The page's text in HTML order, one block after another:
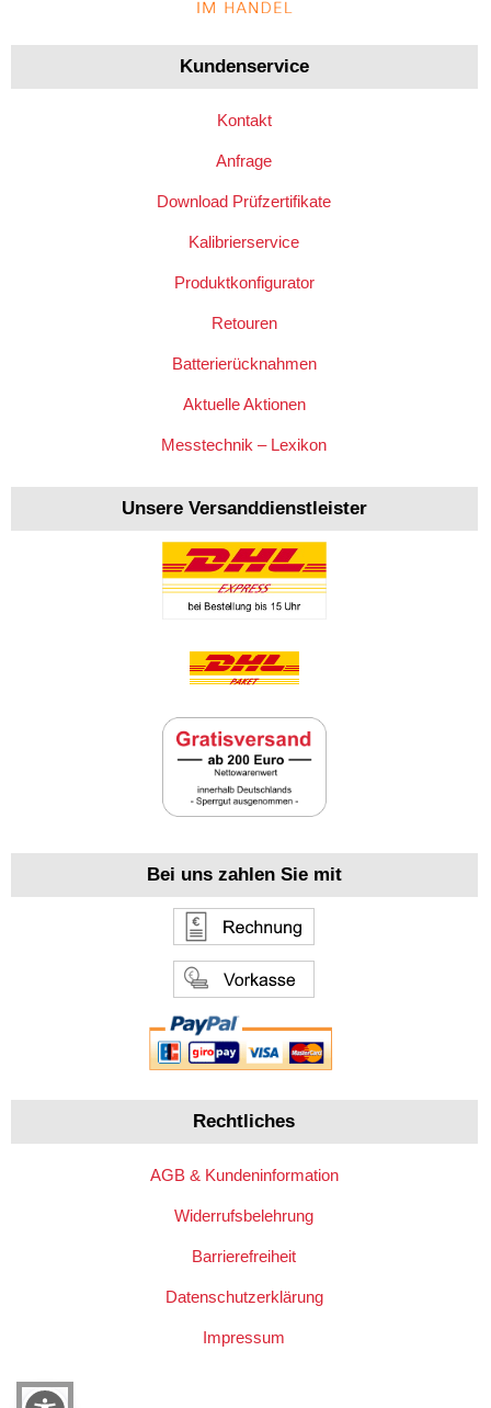
Kundenservice
Kontakt
Anfrage
Download Prüfzertifikate
Kalibrierservice
Produktkonfigurator
Retouren
Batterierücknahmen
Aktuelle Aktionen
Messtechnik – Lexikon
Unsere Versanddienstleister
Bei uns zahlen Sie mit
Rechtliches
AGB & Kundeninformation
Widerrufsbelehrung
Barrierefreiheit
Datenschutzerklärung
Impressum